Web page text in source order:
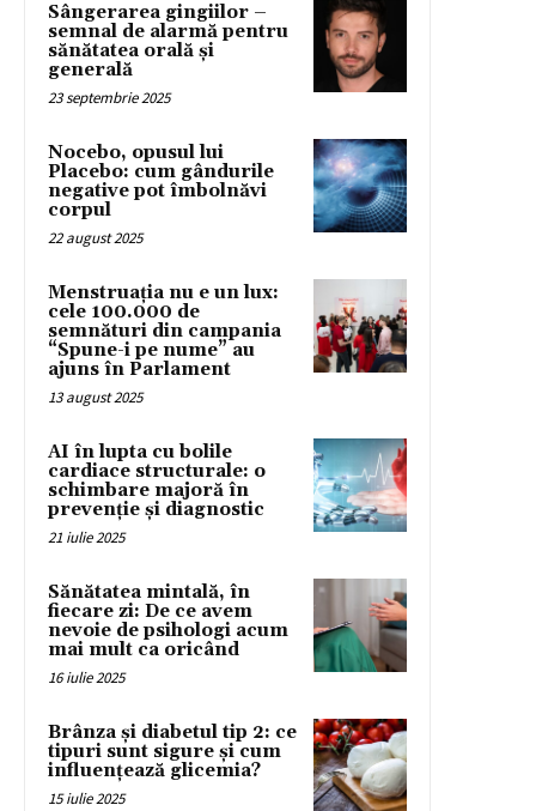
Sângerarea gingiilor –
semnal de alarmă pentru
sănătatea orală și
generală
23 septembrie 2025
Nocebo, opusul lui
Placebo: cum gândurile
negative pot îmbolnăvi
corpul
22 august 2025
Menstruația nu e un lux:
cele 100.000 de
semnături din campania
“Spune-i pe nume” au
ajuns în Parlament
13 august 2025
AI în lupta cu bolile
cardiace structurale: o
schimbare majoră în
prevenție și diagnostic
21 iulie 2025
Sănătatea mintală, în
fiecare zi: De ce avem
nevoie de psihologi acum
mai mult ca oricând
16 iulie 2025
Brânza și diabetul tip 2: ce
tipuri sunt sigure și cum
influențează glicemia?
15 iulie 2025